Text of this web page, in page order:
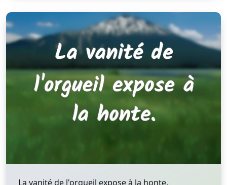
La vanité de l'orgueil expose à la honte.